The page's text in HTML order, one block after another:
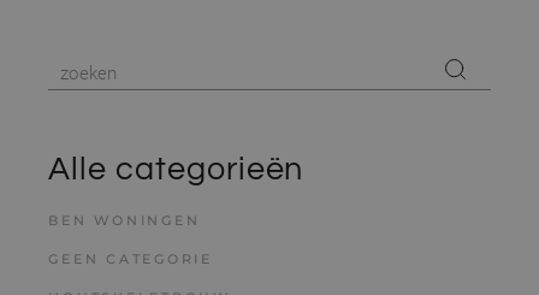
Alle categorieën
BEN WONINGEN
GEEN CATEGORIE